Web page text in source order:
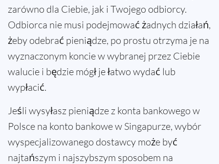
zarówno dla Ciebie, jak i Twojego odbiorcy.
Odbiorca nie musi podejmować żadnych działań,
żeby odebrać pieniądze, po prostu otrzyma je na
wyznaczonym koncie w wybranej przez Ciebie
walucie i będzie mógł je łatwo wydać lub
wypłacić.
Jeśli wysyłasz pieniądze z konta bankowego w
Polsce na konto bankowe w Singapurze, wybór
wyspecjalizowanego dostawcy może być
najtańszym i najszybszym sposobem na